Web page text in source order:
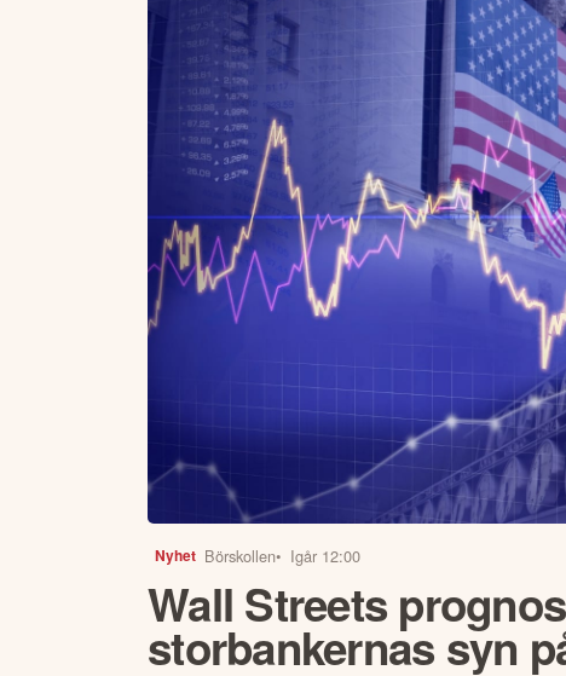
Nyhet Börskollen• Igår 12:00
Wall Streets
storbankernas syn